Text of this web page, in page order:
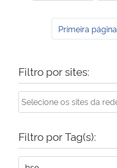
Primeira página
Filtro por sites:
Filtro por Tag(s):